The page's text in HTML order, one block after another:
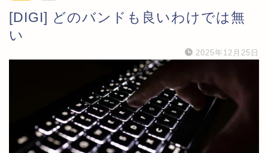
[DIGI] どのバンドも良いわけでは無
い
2025年12月25日